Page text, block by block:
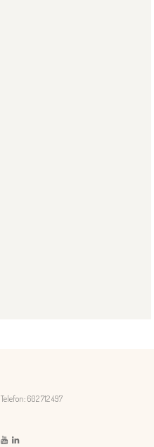
Telefon: 602 712 497